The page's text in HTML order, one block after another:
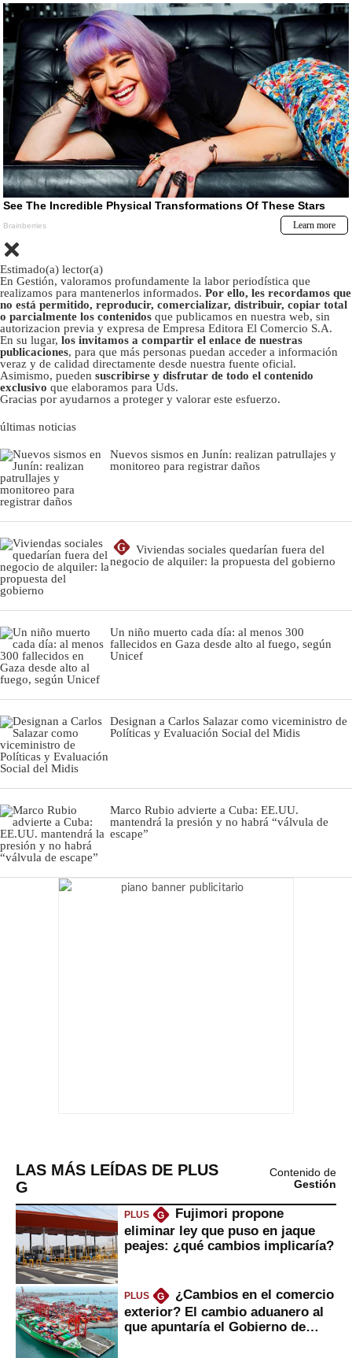
Estimado(a) lector(a)
En Gestión, valoramos profundamente la labor periodística que
realizamos para mantenerlos informados. Por ello, les recordamos que
no está permitido, reproducir, comercializar, distribuir, copiar total
o parcialmente los contenidos que publicamos en nuestra web, sin
autorizacion previa y expresa de Empresa Editora El Comercio S.A.
En su lugar, los invitamos a compartir el enlace de nuestras
publicaciones, para que más personas puedan acceder a información
veraz y de calidad directamente desde nuestra fuente oficial.
Asimismo, pueden suscribirse y disfrutar de todo el contenido
exclusivo que elaboramos para Uds.
Gracias por ayudarnos a proteger y valorar este esfuerzo.
últimas noticias
Nuevos sismos en Junín: realizan patrullajes y
monitoreo para registrar daños
G
Viviendas sociales quedarían fuera del
negocio de alquiler: la propuesta del gobierno
Un niño muerto cada día: al menos 300
fallecidos en Gaza desde alto al fuego, según
Unicef
Designan a Carlos Salazar como viceministro de
Políticas y Evaluación Social del Midis
Marco Rubio advierte a Cuba: EE.UU.
mantendrá la presión y no habrá “válvula de
escape”
LAS MÁS LEÍDAS DE PLUS
G
Contenido de
Gestión
PLUS G
Fujimori propone
eliminar ley que puso en jaque
peajes: ¿qué cambios implicaría?
PLUS G
¿Cambios en el comercio
exterior? El cambio aduanero al
que apuntaría el Gobierno de